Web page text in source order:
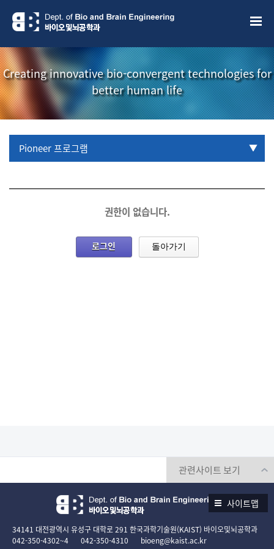
Creating innovative bio-convergent technologies for
better human life
Pioneer 프로그램
권한이 없습니다.
로그인 돌아가기
사이트맵
34141 대전광역시 유성구 대학로 291 한국과학기술원(KAIST) 바이오및뇌공학과
042-350-4302~4
042-350-4310 bioeng@kaist.ac.kr